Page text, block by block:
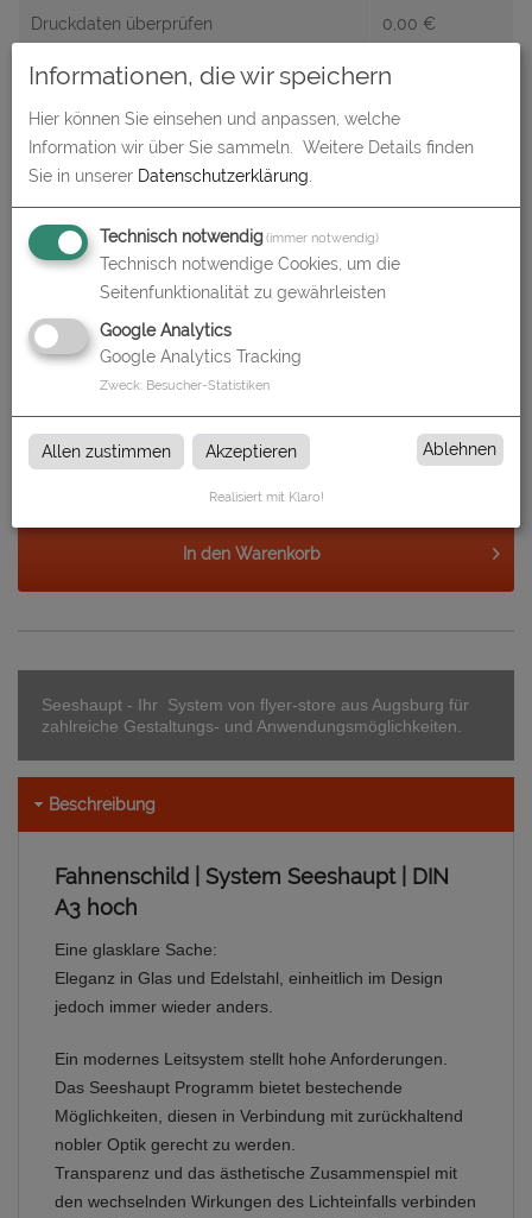
Druckdaten überprüfen 0,00 €
Produktion und Versand 0,00
Produktions- und Lieferzeit 0,00
Gesamtbetrag (netto)
zzgl. 19% MwSt.
Gesamtbetrag (brutto) 560,45
Datenupload (min. 0 / max. 10)
Datei auswählen
In den Warenkorb
Seeshaupt - Ihr System von flyer-store aus Augsburg für
zahlreiche Gestaltungs- und Anwendungsmöglichkeiten.
Beschreibung
Fahnenschild | System Seeshaupt | DIN
A3 hoch
Eine glasklare Sache:
Eleganz in Glas und Edelstahl, einheitlich im Design
jedoch immer wieder anders.
Ein modernes Leitsystem stellt hohe Anforderungen.
Das Seeshaupt Programm bietet bestechende
Möglichkeiten, diesen in Verbindung mit zurückhaltend
nobler Optik gerecht zu werden.
Transparenz und das ästhetische Zusammenspiel mit
den wechselnden Wirkungen des Lichteinfalls verbinden
Informationen, die wir speichern
Hier können Sie einsehen und anpassen, welche
Information wir über Sie sammeln.
Weitere Details finden
Sie in unserer Datenschutzerklärung
Technisch notwendig(immer notwendig)
Technisch notwendige Cookies, um die
Seitenfunktionalität zu gewährleisten
Google Analytics
Google Analytics Tracking
Zweck: Besucher-Statistiken
Allen zustimmen Akzeptieren Ablehnen
Realisiert mit Klaro!